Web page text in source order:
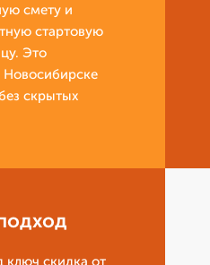
смету и
стартовую
Это
Новосибирске
скрытых
ключ скидка от